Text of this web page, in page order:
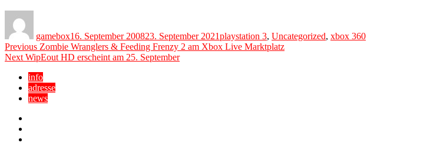
gamebox16. September 200823. September 2021playstation 3, Uncategorized, xbox 360
Beitragsnavigation
Previous Previous
post:
Zombie Wranglers & Feeding Frenzy 2 am Xbox Live Marktplatz
Next Next
WipEout HD erscheint am 25. September
info
adresse
news